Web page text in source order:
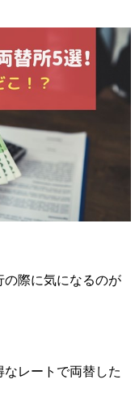
の際に気になるのが
レートで両替した